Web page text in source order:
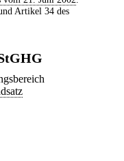
Artikel 34 des